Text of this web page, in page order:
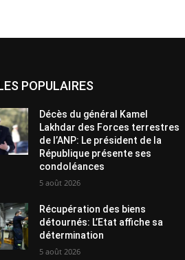
POPULAIRES
Décès du général Kamel
Lakhdar des Forces terrestres
de l’ANP: Le président de la
République présente ses
condoléances
5 août 2026
Récupération des biens
détournés: L’Etat affiche sa
détermination
5 août 2026